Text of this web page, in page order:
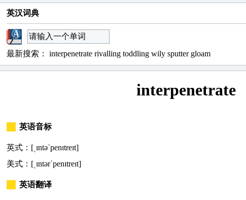
英汉词典
最新搜索： interpenetrate rivalling toddling wily sputter gloam
interpenetrate
英语音标
英式：[ˌɪntəˈpenɪtreɪt]
美式：[ˌɪntərˈpenɪtreɪt]
英语翻译